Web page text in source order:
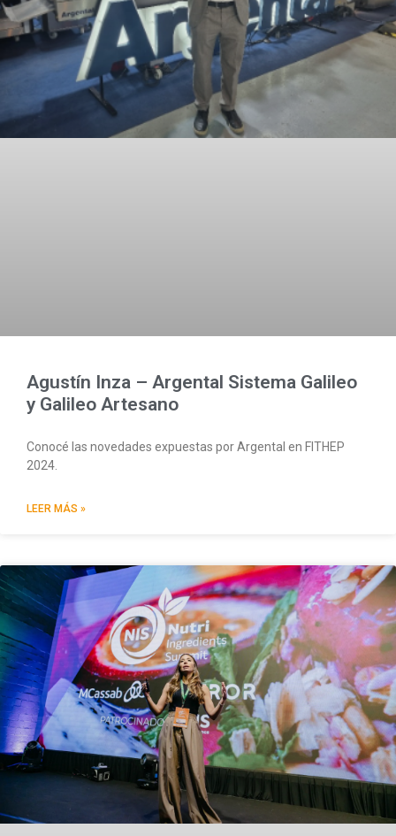
Agustín Inza – Argental Sistema Galileo
y Galileo Artesano
Conocé las novedades expuestas por Argental en FITHEP
2024.
LEER MÁS »